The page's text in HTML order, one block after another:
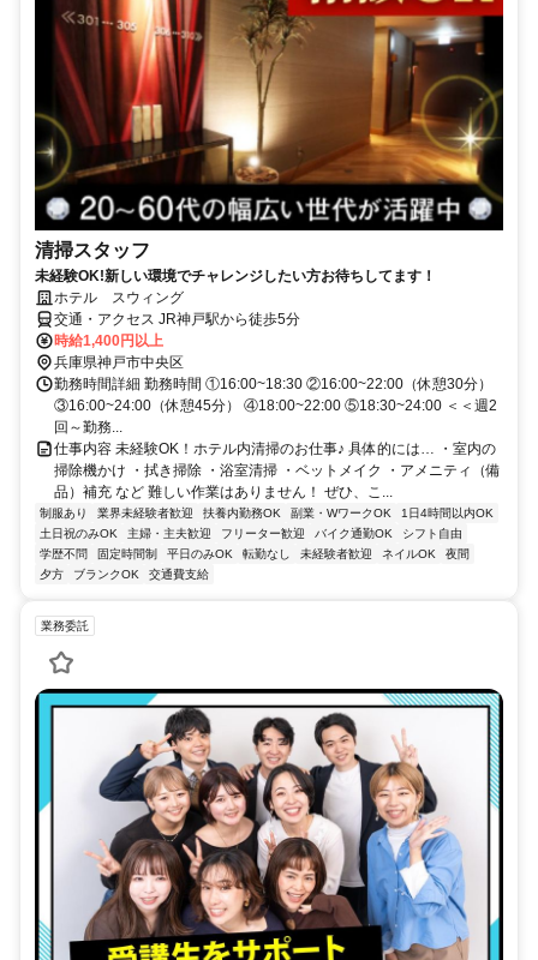
清掃スタッフ
未経験OK!新しい環境でチャレンジしたい方お待ちしてます！
ホテル スウィング
交通・アクセス JR神戸駅から徒歩5分
時給1,400円以上
兵庫県神戸市中央区
勤務時間詳細 勤務時間 ①16:00~18:30 ②16:00~22:00（休憩30分）
③16:00~24:00（休憩45分） ④18:00~22:00 ⑤18:30~24:00 ＜＜週2
回～勤務...
仕事内容 未経験OK！ホテル内清掃のお仕事♪ 具体的には… ・室内の
掃除機かけ ・拭き掃除 ・浴室清掃 ・ベットメイク ・アメニティ（備
品）補充 など 難しい作業はありません！ ぜひ、こ...
制服あり 業界未経験者歓迎 扶養内勤務OK 副業・WワークOK
1日4時間以内OK
土日祝のみOK
主婦・主夫歓迎 フリーター歓迎 バイク通勤OK
シフト自由
学歴不問
固定時間制 平日のみOK 転勤なし 未経験者歓迎 ネイルOK
夜間
夕方
ブランクOK 交通費支給
業務委託